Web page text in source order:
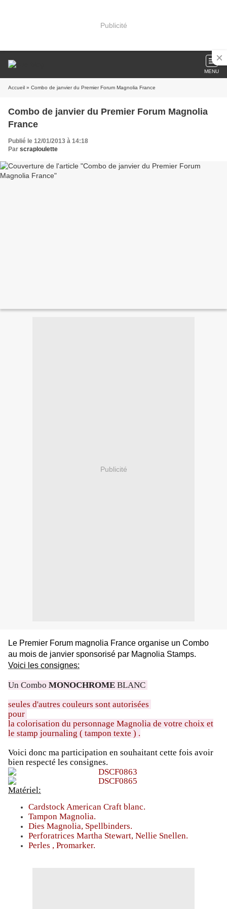
Publicité
MENU
Accueil » Combo de janvier du Premier Forum Magnolia France
Combo de janvier du Premier Forum Magnolia
France
Publié le 12/01/2013 à 14:18
Par scraploulette
Publicité
Le Premier Forum magnolia France organise un Combo
au mois de janvier sponsorisé par Magnolia Stamps.
Voici les consignes:
Un Combo MONOCHROME BLANC
seules d'autres couleurs sont autorisées
pour
la colorisation du personnage Magnolia de votre choix et
le stamp journaling ( tampon texte ) .
Voici donc ma participation en souhaitant cette fois avoir
bien respecté les consignes.
Matériel:
Cardstock American Craft blanc.
Tampon Magnolia.
Dies Magnolia, Spellbinders.
Perforatrices Martha Stewart, Nellie Snellen.
Perles , Promarker.